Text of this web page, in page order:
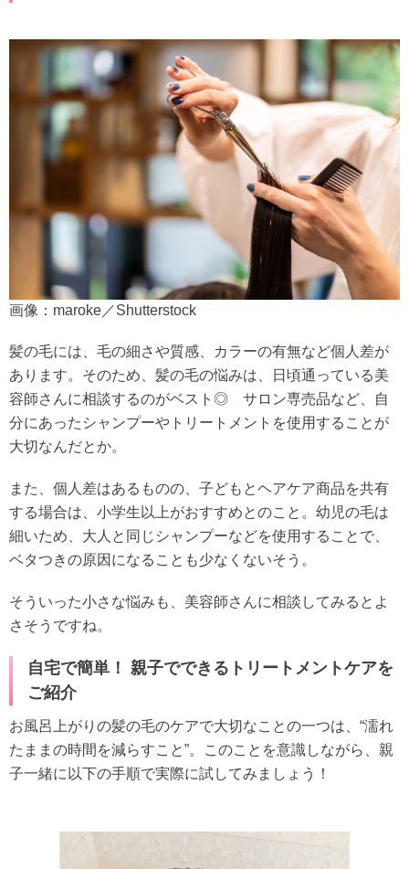
画像：maroke／Shutterstock
髪の毛には、毛の細さや質感、カラーの有無など個人差が
あります。そのため、髪の毛の悩みは、日頃通っている美
容師さんに相談するのがベスト◎ サロン専売品など、自
分にあったシャンプーやトリートメントを使用することが
大切なんだとか。
また、個人差はあるものの、子どもとヘアケア商品を共有
する場合は、小学生以上がおすすめとのこと。幼児の毛は
細いため、大人と同じシャンプーなどを使用することで、
ベタつきの原因になることも少なくないそう。
そういった小さな悩みも、美容師さんに相談してみるとよ
さそうですね。
自宅で簡単！ 親子でできるトリートメントケアを
ご紹介
お風呂上がりの髪の毛のケアで大切なことの一つは、“濡れ
たままの時間を減らすこと”。このことを意識しながら、親
子一緒に以下の手順で実際に試してみましょう！